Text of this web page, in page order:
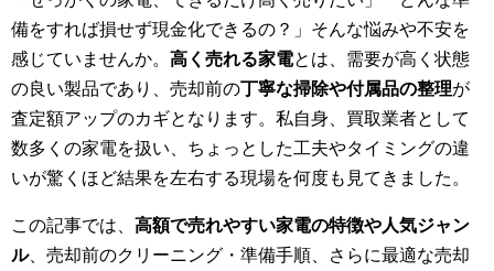
備をすれば損せず現金化できるの？」そんな悩みや不安を
感じていませんか。 高く売れる家電とは、需要が高く状態
の良い製品であり、売却前の丁寧な掃除や付属品の整理が
査定額アップのカギとなります。私自身、買取業者として
数多くの家電を扱い、ちょっとした工夫やタイミングの違
いが驚くほど結果を左右する現場を何度も見てきました。
この記事では、 高額で売れやすい家電の特徴や人気ジャン
ル、売却前のクリーニング・準備手順、さらに最適な売却